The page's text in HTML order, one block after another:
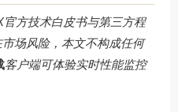
方技术白皮书与第三方程
场风险，本文不构成任何
客户端可体验实时性能监控